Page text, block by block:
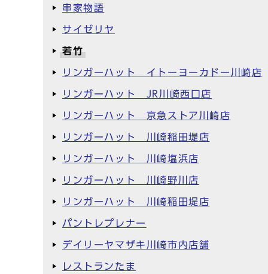
串家物語
サイゼリヤ
若竹
リンガーハット イトーヨーカドー川崎店
リンガーハット JR川崎西口店
リンガーハット 京急ストア川崎店
リンガーハット 川崎稲田堤店
リンガーハット 川崎塩浜店
リンガーハット 川崎野川店
リンガーハット 川崎稲田堤店
パントレプレナー
デイリーヤマザキ川崎市内店舗
レストランたま